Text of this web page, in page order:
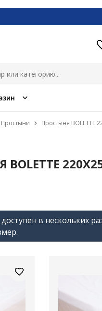
Простыни Простыня BOLETTE
в нескольких